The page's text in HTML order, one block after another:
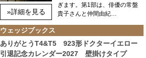
»詳細を見る
ぎます。第1部は、俳優の常盤
貴子さんと仲間由紀…
ウェッジブックス
ありがとうT4&T5 923形ドクターイエロー
引退記念カレンダー2027 壁掛けタイプ